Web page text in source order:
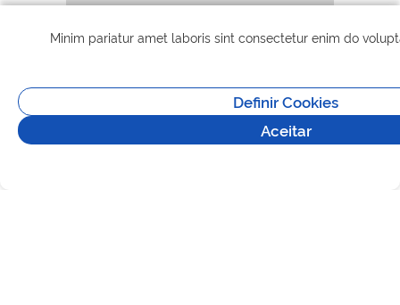
Minim pariatur amet laboris sint consectetur enim do
Definir Cookies
Aceitar